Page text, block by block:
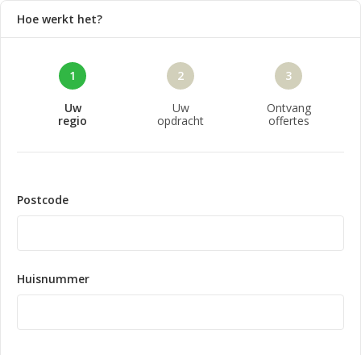
Hoe werkt het?
1
Uw
regio
2
Uw
opdracht
3
Ontvang
offertes
Postcode
Huisnummer